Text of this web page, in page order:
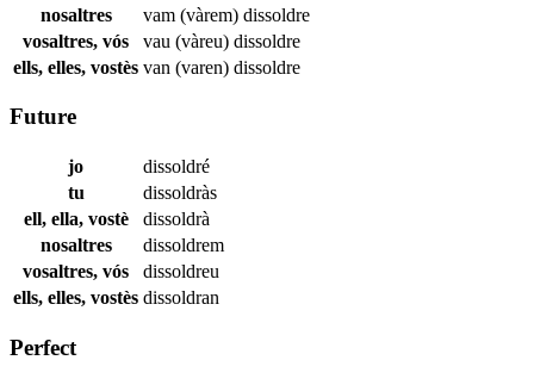
nosaltres
vam (vàrem) dissoldre
vosaltres, vós
vau (vàreu) dissoldre
ells, elles, vostès van (varen) dissoldre
Future
jo
dissoldré
tu
dissoldràs
ell, ella, vostè
dissoldrà
nosaltres
dissoldrem
vosaltres, vós
dissoldreu
ells, elles, vostès dissoldran
Perfect